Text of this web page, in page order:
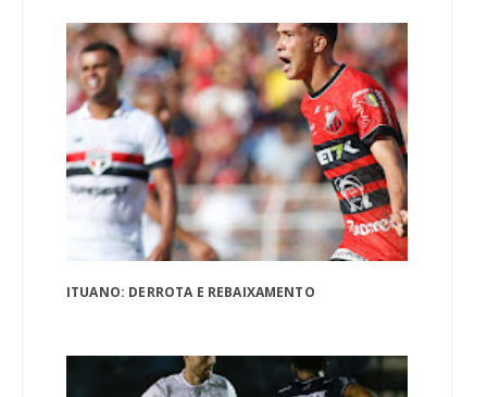
ITUANO: DERROTA E REBAIXAMENTO